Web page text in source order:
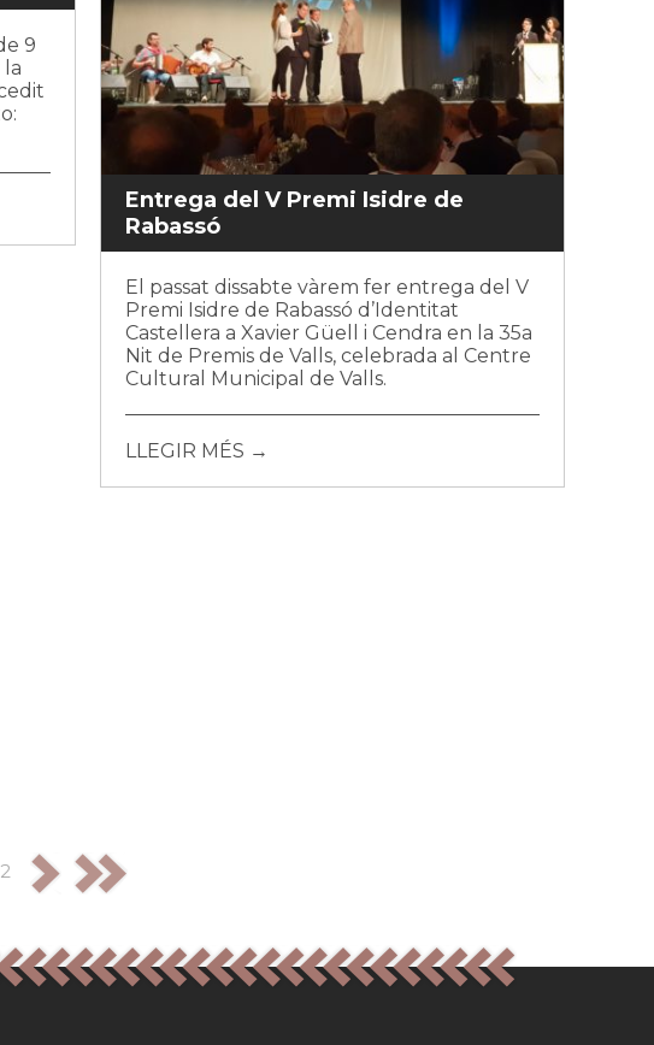
9
Entrega del V Premi Isidre de
Rabassó
El passat dissabte vàrem fer entrega del V
Premi Isidre de Rabassó d’Identitat
Castellera a Xavier Güell i Cendra en la 35a
Nit de Premis de Valls, celebrada al Centre
Cultural Municipal de Valls.
LLEGIR MÉS →